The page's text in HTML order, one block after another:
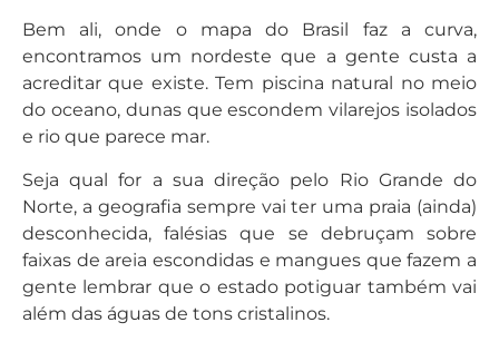
Bem ali, onde o mapa do Brasil faz a curva,
encontramos um nordeste que a gente custa a
acreditar que existe. Tem piscina natural no meio
do oceano, dunas que escondem vilarejos isolados
e rio que parece mar.
Seja qual for a sua direção pelo Rio Grande do
Norte, a geografia sempre vai ter uma praia (ainda)
desconhecida, falésias que se debruçam sobre
faixas de areia escondidas e mangues que fazem a
gente lembrar que o estado potiguar também vai
além das águas de tons cristalinos.